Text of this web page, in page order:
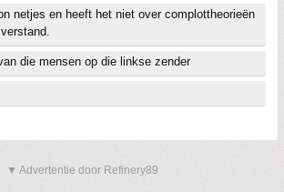
netjes en heeft het niet over complottheorieën
die mensen op die linkse zender
▼ Advertentie door Refinery89